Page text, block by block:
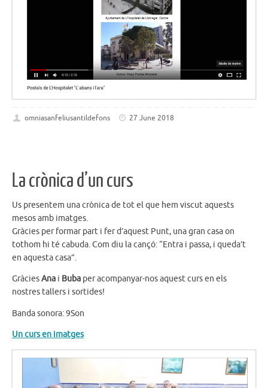
omniasanfeliusantildefons 27 June 2018
La crònica d’un curs
Us presentem una crònica de tot el que hem viscut aquests
mesos amb imatges.
Gràcies per formar part i fer d’aquest Punt, una gran casa on
tothom hi té cabuda. Com diu la cançó: “Entra i passa, i queda’t
en aquesta casa”.
GràciesAna i Buba per acompanyar-nos aquest curs en els
nostres tallers i sortides!
Banda sonora: 9Son
Un curs en imatges